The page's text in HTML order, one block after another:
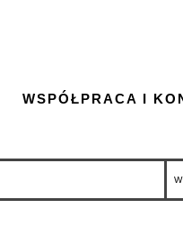
WSPÓŁPRACA I